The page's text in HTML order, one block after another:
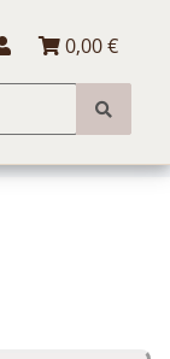
0,00 €